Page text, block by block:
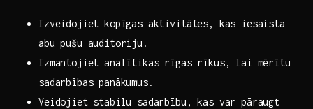
Izveidojiet kopīgas aktivitātes,‌ kas iesaista⁢
abu pušu auditoriju.
Izmantojiet analītikas rīgas rīkus, lai mērītu
sadarbības panākumus.
Veidojiet ‌stabilu sadarbību, kas var pāraugt